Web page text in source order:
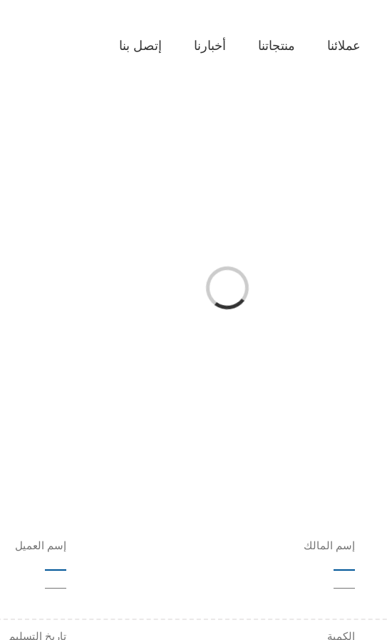
عملائنا منتجاتنا أخبارنا إتصل بنا
L
o
a
di
n
g
...
إسم المالك
——
إسم العميل
——
الكمية تاريخ التسليم